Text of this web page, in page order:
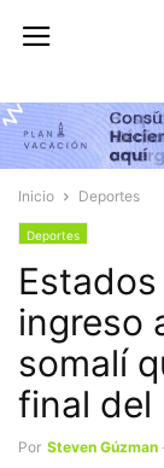
Inicio Deportes
Deportes
ingreso
somalí
final del
Por Steven Gúzman